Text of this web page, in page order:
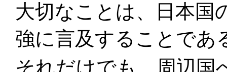
大切なことは、日本国
強に言及することであ
それだけでも、周辺国